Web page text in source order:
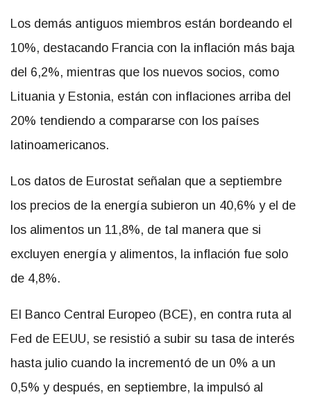
Los demás antiguos miembros están bordeando el
10%, destacando Francia con la inflación más baja
del 6,2%, mientras que los nuevos socios, como
Lituania y Estonia, están con inflaciones arriba del
20% tendiendo a compararse con los países
latinoamericanos.
Los datos de Eurostat señalan que a septiembre
los precios de la energía subieron un 40,6% y el de
los alimentos un 11,8%, de tal manera que si
excluyen energía y alimentos, la inflación fue solo
de 4,8%.
El Banco Central Europeo (BCE), en contra ruta al
Fed de EEUU, se resistió a subir su tasa de interés
hasta julio cuando la incrementó de un 0% a un
0,5% y después, en septiembre, la impulsó al